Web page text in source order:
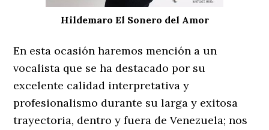
Hildemaro El Sonero del Amor
En esta ocasión haremos mención a un
vocalista que se ha destacado por su
excelente calidad interpretativa y
profesionalismo durante su larga y exitosa
trayectoria, dentro y fuera de Venezuela; nos